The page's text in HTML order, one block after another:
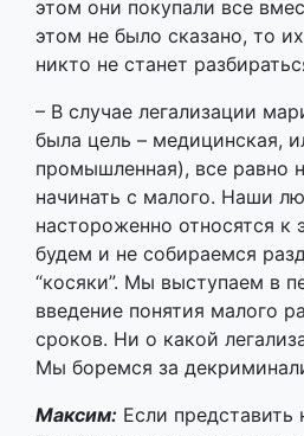
промышленная), все равно
начинать с малого. Наши
настороженно относятся к
будем и не собираемся
“косяки”. Мы выступаем в
введение понятия малого
сроков. Ни о какой
Мы боремся за
Максим: Если представить
Беларуси смогут
важно понимать, что нас
всплеск употребления в
месяцев. Люди обязаны
чтобы не было негативных